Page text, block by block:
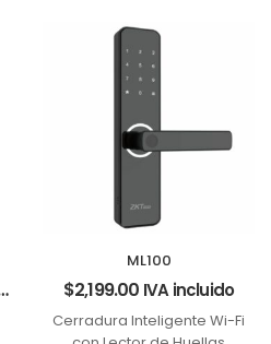
ML100
$2,199.00 IVA incluido
Cerradura Inteligente Wi-Fi